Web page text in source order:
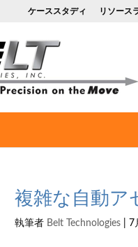
ケーススタディ リソース
複雑な自動ア
執筆者 Belt Technologies 7